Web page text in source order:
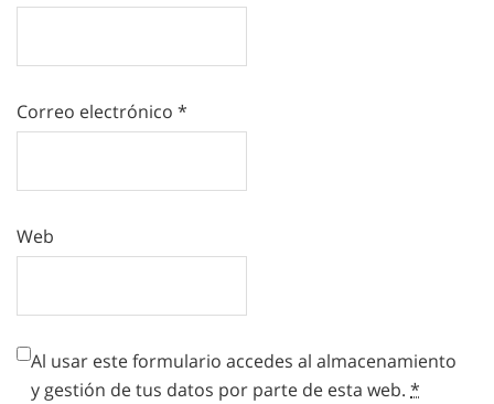
Correo electrónico *
Web
Al usar este formulario accedes al almacenamiento
y gestión de tus datos por parte de esta web. *